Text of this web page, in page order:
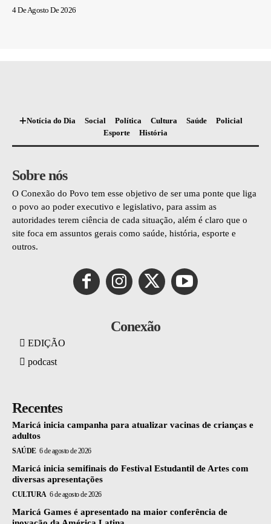
4 De Agosto De 2026
Notícia do Dia Social Política Cultura Saúde
Policial
Esporte
História
Sobre nós
O Conexão do Povo tem esse objetivo de ser uma ponte que liga
o povo ao poder executivo e legislativo, para assim as
autoridades terem ciência de cada situação, além é claro que o
site foca em assuntos gerais como saúde, história, esporte e
outros.
Conexão
EDIÇÃO
podcast
Recentes
Maricá inicia campanha para atualizar vacinas de crianças e
adultos
SAÚDE 6 de agosto de 2026
Maricá inicia semifinais do Festival Estudantil de Artes com
diversas apresentações
CULTURA 6 de agosto de 2026
Maricá Games é apresentado na maior conferência de